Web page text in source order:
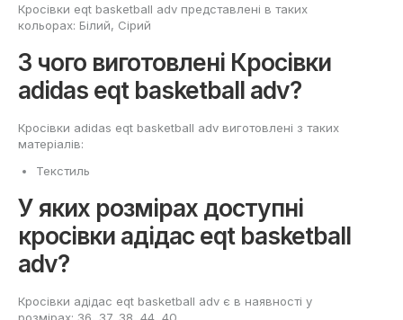
Кросівки eqt basketball adv представлені в таких
кольорах: Білий, Сірий
З чого виготовлені Кросівки
adidas eqt basketball adv?
Кросівки adidas eqt basketball adv виготовлені з таких
матеріалів:
Текстиль
У яких розмірах доступні
кросівки адідас eqt basketball
adv?
Кросівки адідас eqt basketball adv є в наявності у